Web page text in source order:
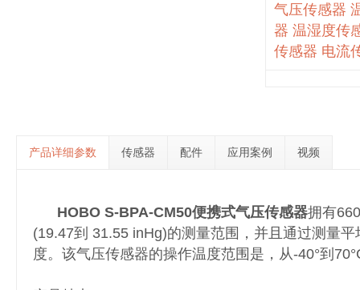
气压传感器
器 温湿度传
传感器 电流
产品详细参数 传感器 配件 应用案例 视频
HOBO S-BPA-CM50便携式气压传感器拥有
(19.47到 31.55 inHg)的测量范围，并且通过测量
度。该气压传感器的操作温度范围是，从-40°到